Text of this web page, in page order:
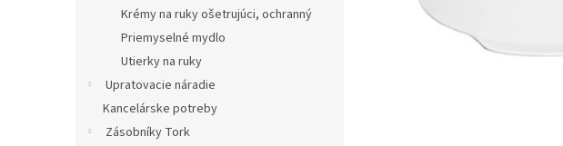
Krémy na ruky ošetrujúci, ochranný
Priemyselné mydlo
Utierky na ruky
Upratovacie náradie
Kancelárske potreby
Zásobníky Tork